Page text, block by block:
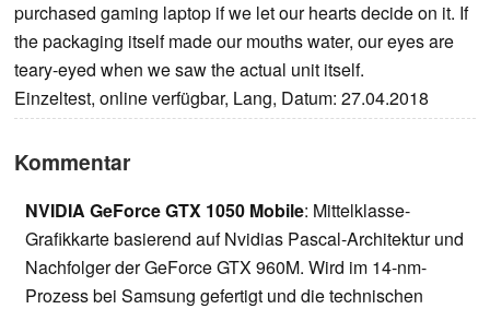
purchased gaming laptop if we let our hearts decide on it. If
the packaging itself made our mouths water, our eyes are
teary-eyed when we saw the actual unit itself.
Einzeltest, online verfügbar, Lang, Datum: 27.04.2018
Kommentar
NVIDIA GeForce GTX 1050 Mobile: Mittelklasse-
Grafikkarte basierend auf Nvidias Pascal-Architektur und
Nachfolger der GeForce GTX 960M. Wird im 14-nm-
Prozess bei Samsung gefertigt und die technischen